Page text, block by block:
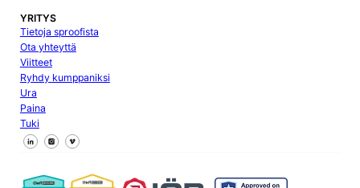
YRITYS
Tietoja sproofista
Ota yhteyttä
Viitteet
Ryhdy kumppaniksi
Ura
Paina
Tuki
Seuraa meitä Facebookissa
Seuraa meitä X
Seuraa meitä LinkedInissä